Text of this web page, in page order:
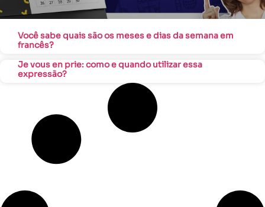
Você sabe quais são os meses e dias da semana em
francês?
Je vous en prie: como e quando utilizar essa
expressão?